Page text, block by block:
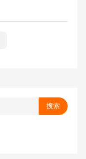
拆柜时效回复24-
矶港，6月1日洛杉矶